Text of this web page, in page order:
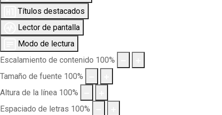
Títulos destacados
Lector de pantalla
Modo de lectura
Escalamiento de contenido 100%
Tamaño de fuente 100%
Altura de la línea 100%
Espaciado de letras 100%